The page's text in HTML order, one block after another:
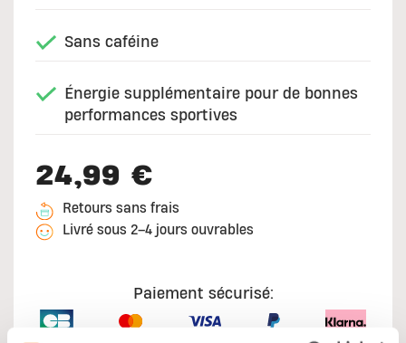
Sans caféine
Énergie supplémentaire pour de bonnes
performances sportives
24,99 €
Retours sans frais
Livré sous 2–4 jours ouvrables
Paiement sécurisé: